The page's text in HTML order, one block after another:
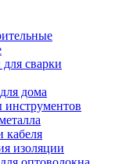
сварки
дома
кабеля
изоляции